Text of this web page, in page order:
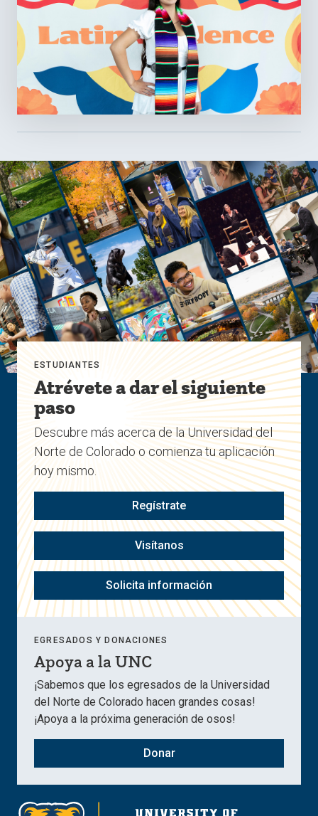
ESTUDIANTES
Atrévete a dar el siguiente
paso
Descubre más acerca de la Universidad del
Norte de Colorado o comienza tu aplicación
hoy mismo.
Regístrate
Visítanos
Solicita información
EGRESADOS Y DONACIONES
Apoya a la UNC
¡Sabemos que los egresados de la Universidad
del Norte de Colorado hacen grandes cosas!
¡Apoya a la próxima generación de osos!
Donar